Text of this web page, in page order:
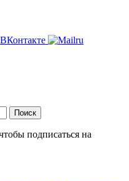
Поиск
подписаться на